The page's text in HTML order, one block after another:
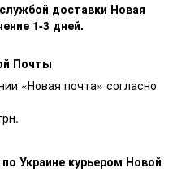
доставки Новая
1-3 дней.
Почты
«Новая почта» согласно
Украине курьером Новой